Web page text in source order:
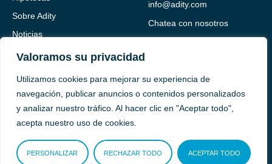
Valoramos su privacidad
Utilizamos cookies para mejorar su experiencia de
navegación, publicar anuncios o contenidos personalizados
y analizar nuestro tráfico. Al hacer clic en "Aceptar todo",
acepta nuestro uso de cookies.
PERSONALIZAR RECHAZAR TODO ACEPTAR TODO
Sobre Adity
Noticias
Contacto
info@adity.com
Chatea con nosotros
Adity Seguros – Mapa del Sitio – Términos y condiciones –